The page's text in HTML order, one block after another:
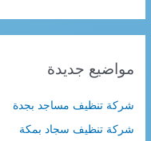
ح
ع
مواضيع جديدة
شركة تنظيف مساجد بجدة
شركة تنظيف سجاد بمكة